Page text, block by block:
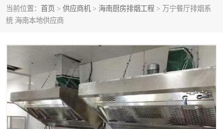
当前位置： 首页 > 供应商机 > 海南厨房排烟工程 > 万宁餐厅排烟系
统 海南本地供应商
海南暖通工程
海南厨房排烟工程 海南酒店厨房设备
海南油烟净化工程 管道配件
风机系列 镁质防火风管
通风设备 通风管道